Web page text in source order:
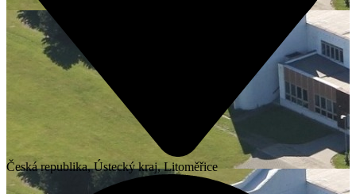
Česká republika, Ústecký kraj, Litoměřice